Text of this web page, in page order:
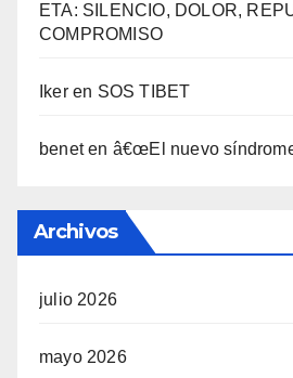
ETA: SILENCIO, DOLOR,
COMPROMISO
Ikeren SOS TIBET
beneten â€œEl nuevo
Archivos
julio 2026
mayo 2026